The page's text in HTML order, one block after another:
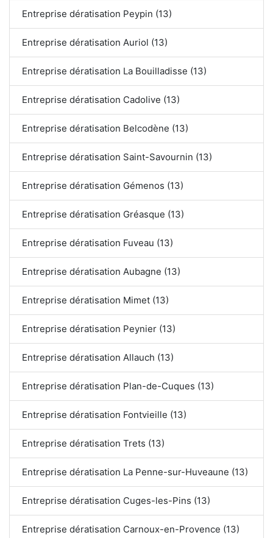
Entreprise dératisation Peypin (13)
Entreprise dératisation Auriol (13)
Entreprise dératisation La Bouilladisse (13)
Entreprise dératisation Cadolive (13)
Entreprise dératisation Belcodène (13)
Entreprise dératisation Saint-Savournin (13)
Entreprise dératisation Gémenos (13)
Entreprise dératisation Gréasque (13)
Entreprise dératisation Fuveau (13)
Entreprise dératisation Aubagne (13)
Entreprise dératisation Mimet (13)
Entreprise dératisation Peynier (13)
Entreprise dératisation Allauch (13)
Entreprise dératisation Plan-de-Cuques (13)
Entreprise dératisation Fontvieille (13)
Entreprise dératisation Trets (13)
Entreprise dératisation La Penne-sur-Huveaune (13)
Entreprise dératisation Cuges-les-Pins (13)
Entreprise dératisation Carnoux-en-Provence (13)